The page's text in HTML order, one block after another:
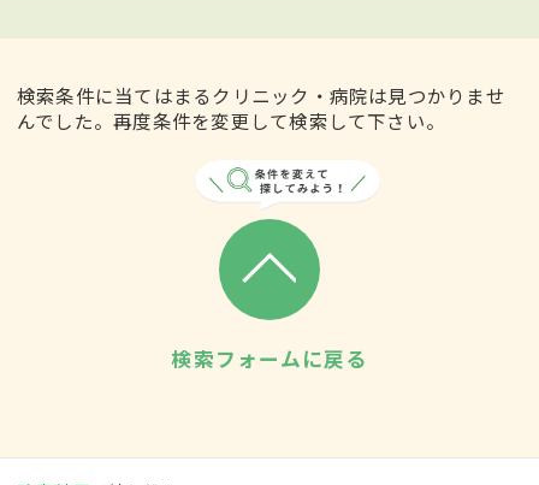
検索条件に当てはまるクリニック・病院は見つかりませ
んでした。再度条件を変更して検索して下さい。
検索フォームに戻る